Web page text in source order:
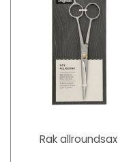
Rak allroundsax